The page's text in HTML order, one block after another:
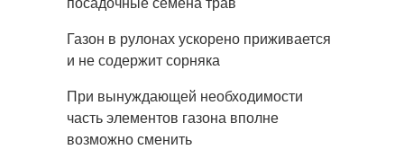
посадочные семена трав
Газон в рулонах ускорено приживается
и не содержит сорняка
При вынуждающей необходимости
часть элементов газона вполне
возможно сменить